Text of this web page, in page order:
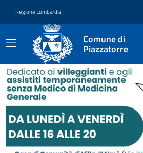
Regione Lombardia
Comune di
Piazzatorre
Comune di